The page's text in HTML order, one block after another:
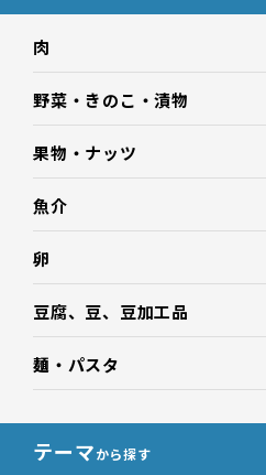
肉
野菜・きのこ・漬物
果物・ナッツ
魚介
卵
豆腐、豆、豆加工品
麺・パスタ
テーマから探す